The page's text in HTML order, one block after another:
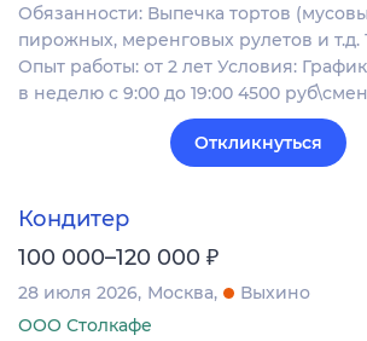
Обязанности: Выпечка тортов
пирожных, меренговых рулетов и т.д.
Опыт работы: от 2 лет Условия:
в неделю с 9:00 до 19:00 4500
Откликнуться
Кондитер
100 000–120 000 ₽
28 июля 2026 Москва
Выхино
ООО Столкафе